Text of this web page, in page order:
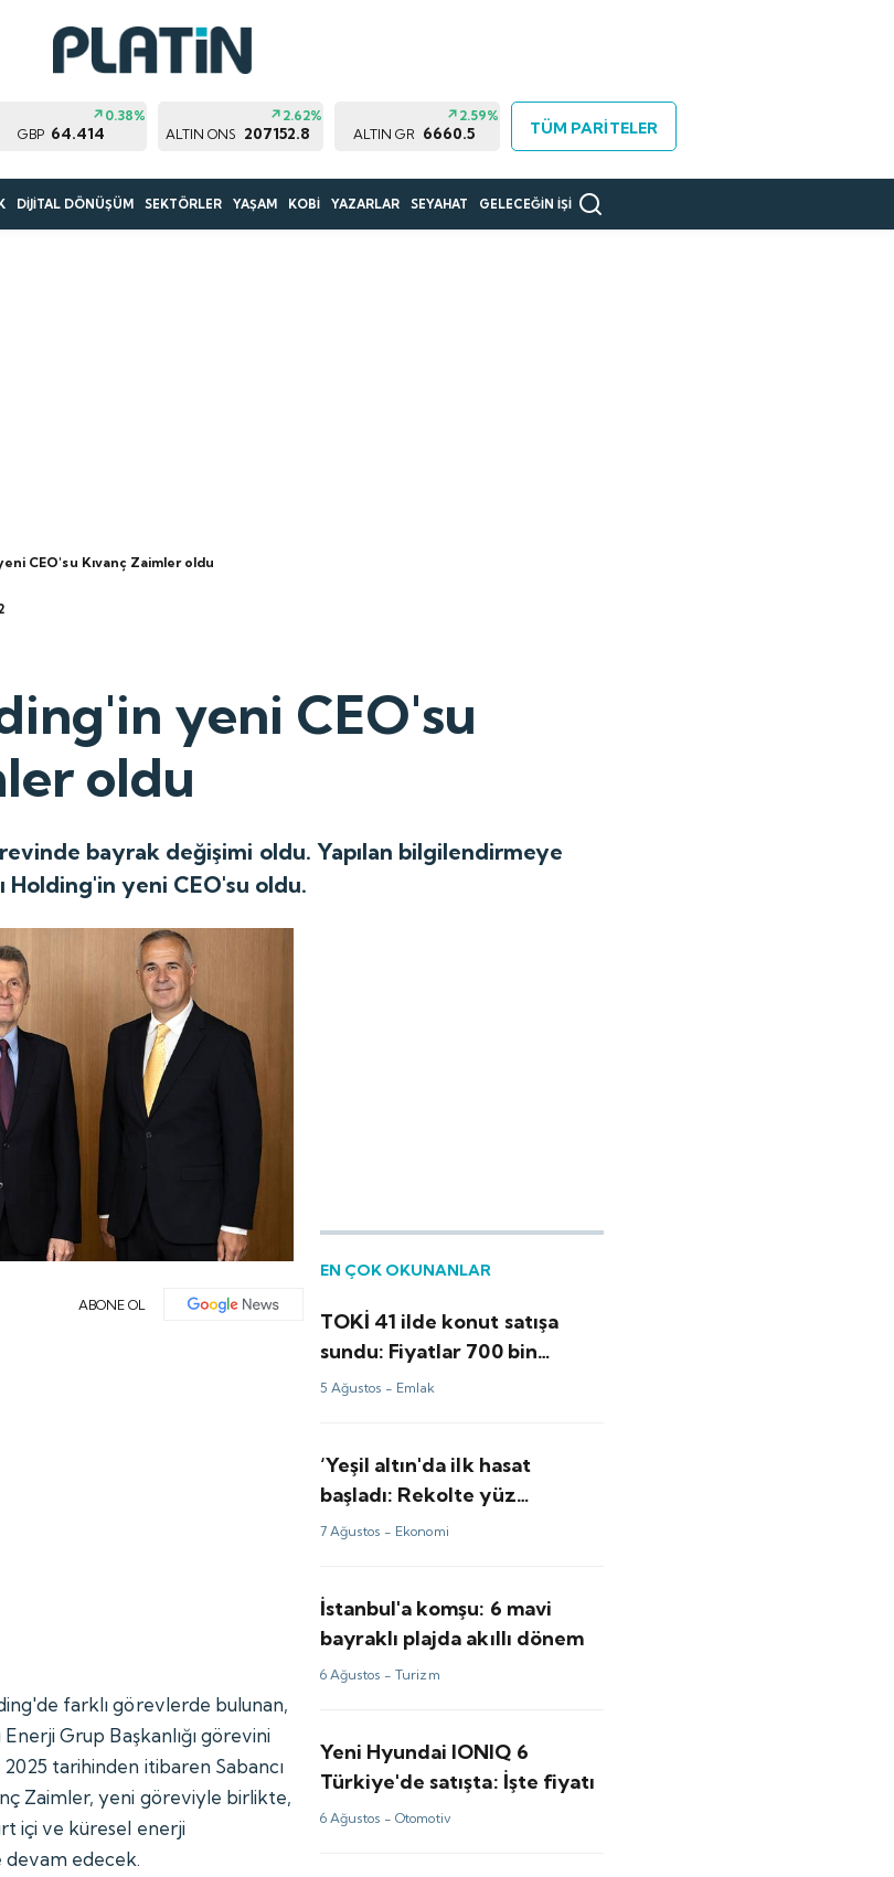
GBP 64.414
0.38%
ALTIN ONS 207152.8
2.62%
ALTIN GR 6660.5
2.59%
TÜM PARİTELER
DİJİTAL DÖNÜŞÜM SEKTÖRLER YAŞAM KOBİ YAZARLAR SEYAHAT GELECEĞİN İŞİ
CEO'su Kıvanç Zaimler oldu
yeni CEO'su
oldu
bayrak değişimi oldu. Yapılan bilgilendirmeye
Holding'in yeni CEO'su oldu.
ABONE OL
farklı görevlerde bulunan,
Enerji Grup Başkanlığı görevini
tarihinden itibaren Sabancı
Zaimler, yeni göreviyle birlikte,
içi ve küresel enerji
devam edecek.
EN ÇOK OKUNANLAR
TOKİ 41 ilde konut satışa
sundu: Fiyatlar 700 bin
TL'den başlıyor
5 Ağustos - Emlak
‘Yeşil altın'da ilk hasat
başladı: Rekolte yüz
güldürdü
7 Ağustos - Ekonomi
İstanbul'a komşu: 6 mavi
bayraklı plajda akıllı dönem
6 Ağustos -Turizm
Yeni Hyundai IONIQ 6
Türkiye'de satışta: İşte fiyatı
6 Ağustos -Otomotiv